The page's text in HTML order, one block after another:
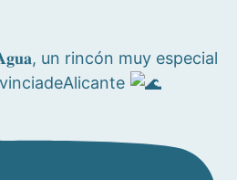
𝐀𝐠𝐮𝐚, un rincón muy especial